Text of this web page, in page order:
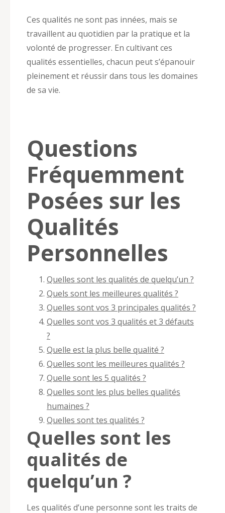
Ces qualités ne sont pas innées, mais se
travaillent au quotidien par la pratique et la
volonté de progresser. En cultivant ces
qualités essentielles, chacun peut s’épanouir
pleinement et réussir dans tous les domaines
de sa vie.
Questions
Fréquemment
Posées sur les
Qualités
Personnelles
Quelles sont les qualités de quelqu’un ?
Quels sont les meilleures qualités ?
Quelles sont vos 3 principales qualités ?
Quelles sont vos 3 qualités et 3 défauts
?
Quelle est la plus belle qualité ?
Quelles sont les meilleures qualités ?
Quelle sont les 5 qualités ?
Quelles sont les plus belles qualités
humaines ?
Quelles sont tes qualités ?
Quelles sont les
qualités de
quelqu’un ?
Les qualités d’une personne sont les traits de